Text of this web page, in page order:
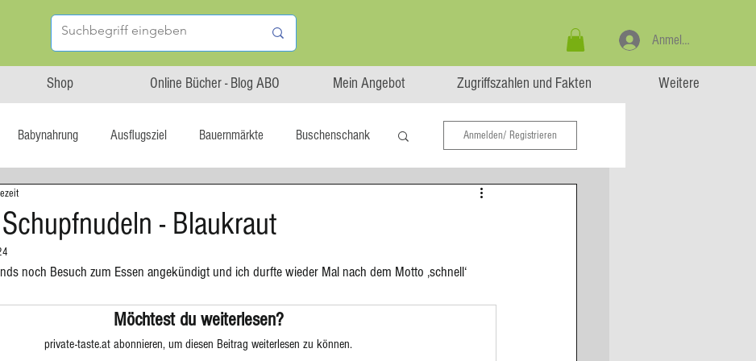
Shop Online Bücher - Blog ABO Mein Angebot Zugriffszahlen und Fakten Weitere
Anmelden
Babynahrung Ausflugsziel Bauernmärkte Buschenschank
Regional statt global Asiatische Küche Aufstrich
Blechkuchen Brot Biskuit
Anmelden/ Registrieren
- Blaukraut
noch Besuch zum Essen angekündigt und ich durfte wieder Mal nach dem Motto ‚schnell‘
Möchtest du weiterlesen?
private-taste.at abonnieren, um diesen Beitrag weiterlesen zu können.